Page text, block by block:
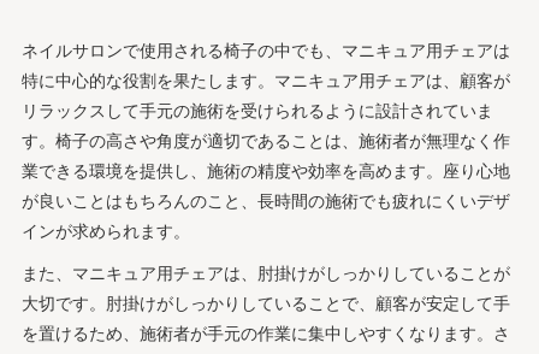
ネイルサロンで使用される椅子の中でも、マニキュア用チェアは
特に中心的な役割を果たします。マニキュア用チェアは、顧客が
リラックスして手元の施術を受けられるように設計されていま
す。椅子の高さや角度が適切であることは、施術者が無理なく作
業できる環境を提供し、施術の精度や効率を高めます。座り心地
が良いことはもちろんのこと、長時間の施術でも疲れにくいデザ
インが求められます。
また、マニキュア用チェアは、肘掛けがしっかりしていることが
大切です。肘掛けがしっかりしていることで、顧客が安定して手
を置けるため、施術者が手元の作業に集中しやすくなります。さ